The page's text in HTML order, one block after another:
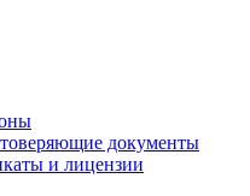
документы
и лицензии